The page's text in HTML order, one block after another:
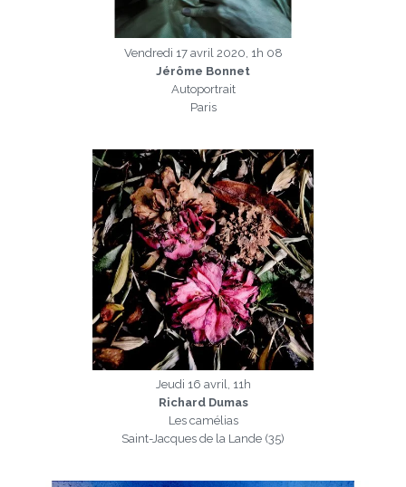
Vendredi 17 avril 2020, 1h 08
Jérôme Bonnet
Autoportrait
Paris
Jeudi 16 avril, 11h
Richard Dumas
Les camélias
Saint-Jacques de la Lande (35)